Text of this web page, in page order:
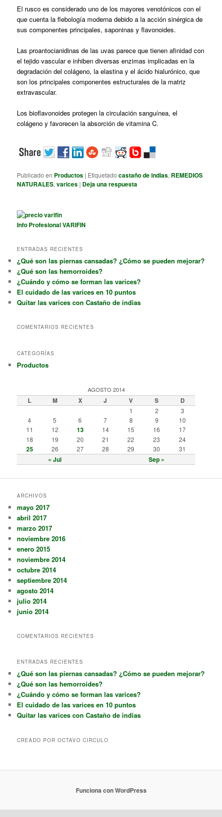
El rusco es considerado uno de los mayores venotónicos con el
que cuenta la flebología moderna debido a la acción sinérgica de
sus componentes principales, saponinas y flavonoides.
Las proantocianidinas de las uvas parece que tienen afinidad con
el tejido vascular e inhiben diversas enzimas implicadas en la
degradación del colágeno, la elastina y el ácido hialurónico, que
son los principales componentes estructurales de la matriz
extravascular.
Los bioflavonoides protegen la circulación sanguínea, el
colágeno y favorecen la absorción de vitamina C.
Publicado en Productos | Etiquetado castaño de indias, REMEDIOS
NATURALES,varices | Deja una respuesta
Info Profesional VARIFIN
ENTRADAS RECIENTES
¿Qué son las piernas cansadas? ¿Cómo se pueden mejorar?
¿Qué son las hemorroides?
¿Cuándo y cómo se forman las varices?
El cuidado de las varices en 10 puntos
Quitar las varices con Castaño de indias
COMENTARIOS RECIENTES
CATEGORÍAS
Productos
AGOSTO 2014
L M X J V S D
« Jul Sep »
1 2
3
4
5 6 7 8 9
10
11
12 13 14 15 16
17
18
19 20 21 22 23 24
25 26 27 28 29 30 31
ARCHIVOS
mayo 2017
abril 2017
marzo 2017
noviembre 2016
enero 2015
noviembre 2014
octubre 2014
septiembre 2014
agosto 2014
julio 2014
junio 2014
COMENTARIOS RECIENTES
ENTRADAS RECIENTES
¿Qué son las piernas cansadas? ¿Cómo se pueden mejorar?
¿Qué son las hemorroides?
¿Cuándo y cómo se forman las varices?
El cuidado de las varices en 10 puntos
Quitar las varices con Castaño de indias
CREADO POR OCTAVO CIRCULO
Funciona con WordPress